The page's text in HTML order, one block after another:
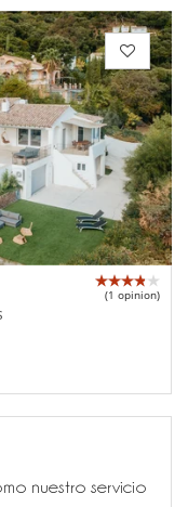
(1 opinion)
nuestro servicio